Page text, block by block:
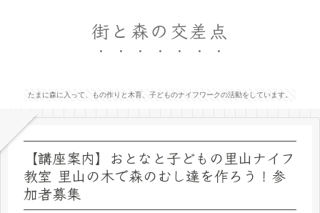
街と森の交差点
たまに森に入って、もの作りと木育、子どものナイフワークの活動をしています。
【講座案内】おとなと子どもの里山ナイフ
教室 里山の木で森のむし達を作ろう！参
加者募集